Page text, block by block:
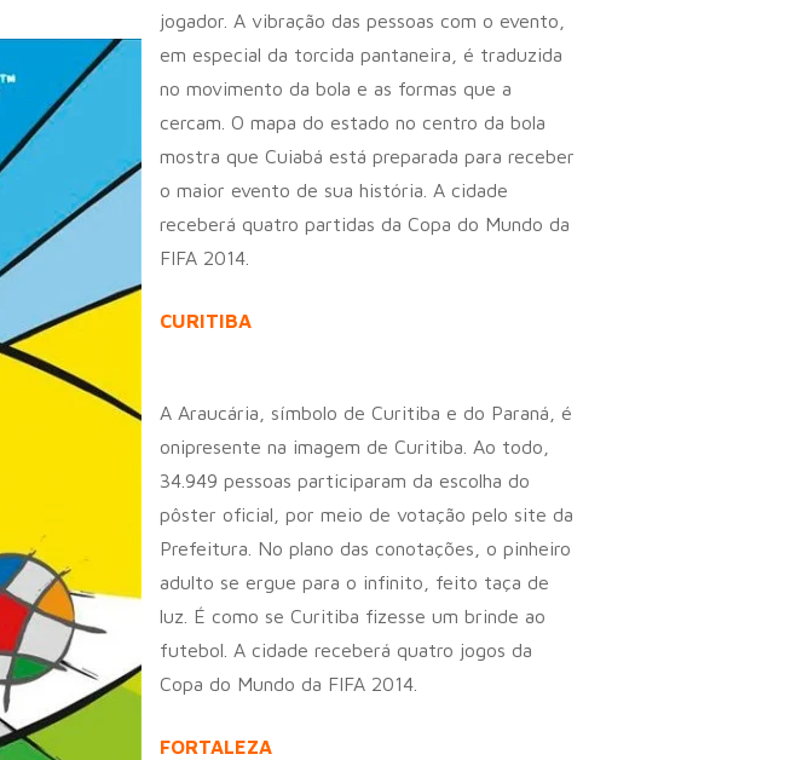
jogador. A vibração das pessoas com o evento,
em especial da torcida pantaneira, é traduzida
no movimento da bola e as formas que a
cercam. O mapa do estado no centro da bola
mostra que Cuiabá está preparada para receber
o maior evento de sua história. A cidade
receberá quatro partidas da Copa do Mundo da
FIFA 2014.
CURITIBA
A Araucária, símbolo de Curitiba e do Paraná, é
onipresente na imagem de Curitiba. Ao todo,
34.949 pessoas participaram da escolha do
pôster oficial, por meio de votação pelo site da
Prefeitura. No plano das conotações, o pinheiro
adulto se ergue para o infinito, feito taça de
luz. É como se Curitiba fizesse um brinde ao
futebol. A cidade receberá quatro jogos da
Copa do Mundo da FIFA 2014.
FORTALEZA